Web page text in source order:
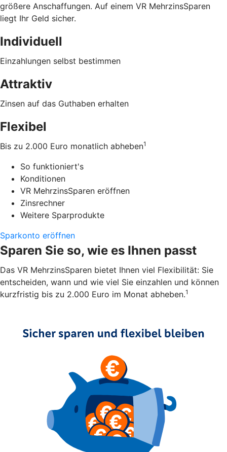
größere Anschaffungen. Auf einem VR MehrzinsSparen
liegt Ihr Geld sicher.
Individuell
Einzahlungen selbst bestimmen
Attraktiv
Zinsen auf das Guthaben erhalten
Flexibel
Bis zu 2.000 Euro monatlich abheben1
So funktioniert's
Konditionen
VR MehrzinsSparen eröffnen
Zinsrechner
Weitere Sparprodukte
Sparkonto eröffnen
Sparen Sie so, wie es Ihnen passt
Das VR MehrzinsSparen bietet Ihnen viel Flexibilität: Sie
entscheiden, wann und wie viel Sie einzahlen und können
kurzfristig bis zu 2.000 Euro im Monat abheben.1